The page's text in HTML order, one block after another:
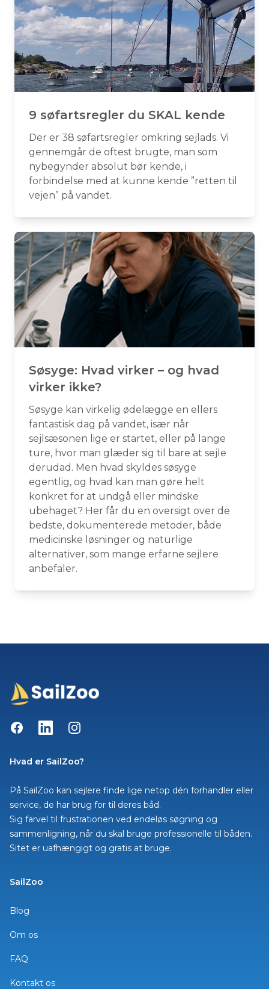
9 søfartsregler du SKAL kende
Der er 38 søfartsregler omkring sejlads. Vi
gennemgår de oftest brugte, man som
nybegynder absolut bør kende, i
forbindelse med at kunne kende ”retten til
vejen” på vandet.
Søsyge: Hvad virker – og hvad
virker ikke?
Søsyge kan virkelig ødelægge en ellers
fantastisk dag på vandet, især når
sejlsæsonen lige er startet, eller på lange
ture, hvor man glæder sig til bare at sejle
derudad. Men hvad skyldes søsyge
egentlig, og hvad kan man gøre helt
konkret for at undgå eller mindske
ubehaget? Her får du en oversigt over de
bedste, dokumenterede metoder, både
medicinske løsninger og naturlige
alternativer, som mange erfarne sejlere
anbefaler.
FacebookLinkedInInstagram
Hvad er SailZoo?
På SailZoo kan sejlere finde lige netop dén forhandler eller
service, de har brug for til deres båd.
Sig farvel til frustrationen ved endeløs søgning og
sammenligning, når du skal bruge professionelle til båden.
Sitet er uafhængigt og gratis at bruge.
SailZoo
Blog
Om os
FAQ
Kontakt os